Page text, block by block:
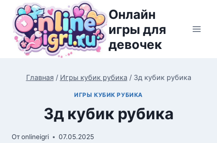
Перейти
содержимому
Онлайн
игры для
девочек
Главная / Игры кубик рубика / 3д кубик рубика
ИГРЫ КУБИК РУБИКА
3д кубик рубика
Отonlineigri 07.05.2025